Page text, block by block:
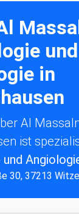
und
in
Al
ist
30, 37213